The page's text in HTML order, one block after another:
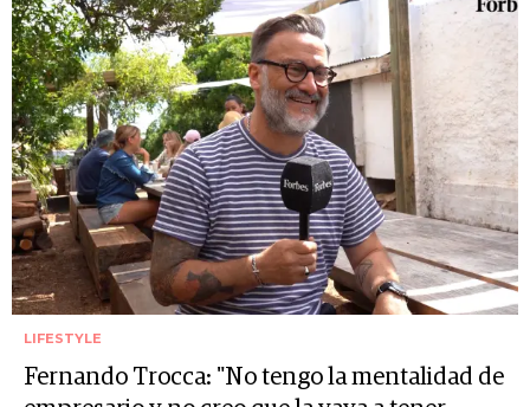
LIFESTYLE
Fernando Trocca: "No tengo la mentalidad de